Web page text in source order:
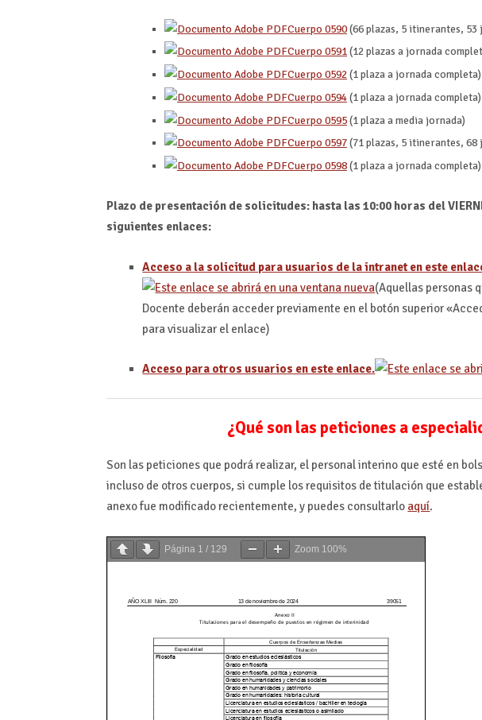
Cuerpo 0590(66 plazas, 5 itinerantes, 53
Cuerpo 0591(12 plazas a jornada
Cuerpo 0592(1 plaza a jornada completa)
Cuerpo 0594(1 plaza a jornada completa)
Cuerpo 0595(1 plaza a media jornada)
Cuerpo 0597(71 plazas, 5 itinerantes, 68
Cuerpo 0598(1 plaza a jornada completa)
Plazo de presentación de solicitudes: hasta las 10:00 horas del
siguientes enlaces:
Acceso a la solicitud para usuarios de la intranet en este
(Aquellas personas
Docente deberán acceder previamente en el botón superior
para visualizar el enlace)
Acceso para otros usuarios en este enlace.
¿Qué son las peticiones a
Son las peticiones que podrá realizar, el personal interino que esté en
incluso de otros cuerpos, si cumple los requisitos de titulación que
anexo fue modificado recientemente, y puedes consultarlo aquí.
Página 1 / 129 Zoom 100%